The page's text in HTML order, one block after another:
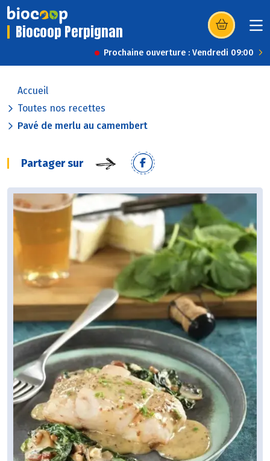
Biocoop Perpignan (s’ouvre dans
Prochaine ouverture : Vendredi 09:00
Accueil
Toutes nos recettes
Pavé de merlu au camembert
Partager sur